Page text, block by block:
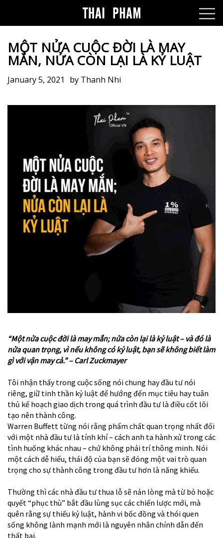
MỘT NỬA CUỘC ĐỜI LÀ MAY
MẮN, NỬA CÒN LẠI LÀ KỶ LUẬT
January 5, 2021 by Thanh Nhi
“Một nửa cuộc đời là may mắn; nửa còn lại là kỷ luật – và đó là
nửa quan trọng, vì nếu không có kỷ luật, bạn sẽ không biết làm
gì với vận may cả.” – Carl Zuckmayer
Tôi nhận thấy trong cuộc sống nói chung hay đầu tư nói
riêng, giữ tinh thần kỷ luật để hướng đến mục tiêu hay tuân
thủ kế hoạch giao dịch trong quá trình đầu tư là điều cốt lõi
tạo nên thành công.
Warren Buffett từng nói rằng phẩm chất quan trọng nhất đối
với một nhà đầu tư là tính khí – cách anh ta hành xử trong các
tình huống khác nhau – chứ không phải trí thông minh. Nói
một cách dễ hiểu, thái độ của bạn sẽ đóng một vai trò quan
trọng cho sự thành công trong đầu tư hơn là năng khiếu.
Thường thì các nhà đầu tư thua lỗ sẽ nản lòng mà từ bỏ hoặc
quyết “phục thù” bắt đầu lùng sục các chiến lược mới, mà
quên rằng sự thiếu kỷ luật, hành vi bốc đồng và thói quen
sống không lành mạnh mới là nguyên nhân chính dẫn đến
thất bại.